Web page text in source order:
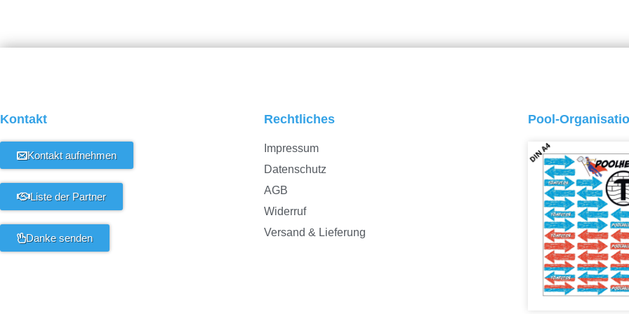
Kontakt
Kontakt aufnehmen
Liste der Partner
Danke senden
Rechtliches
Impressum
Datenschutz
AGB
Widerruf
Versand & Lieferung
Pool-